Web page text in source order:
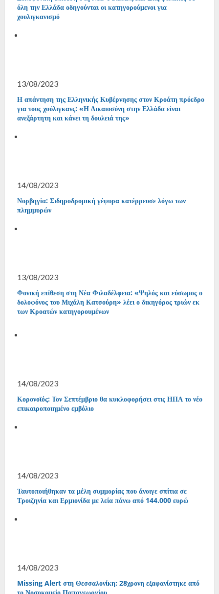
όλη την Ελλάδα οδηγούνται οι κατηγορούμενοι για
χουλιγκανισμό
13/08/2023
Η απάντηση της Ελληνικής Κυβέρνησης στον Κροάτη πρόεδρο
για τους χούλιγκανς: «Η Δικαιοσύνη στην Ελλάδα είναι
ανεξάρτητη και κάνει τη δουλειά της»
14/08/2023
Νορβηγία: Σιδηροδρομική γέφυρα κατέρρευσε λόγω των
πλημμυρών
13/08/2023
Φονική επίθεση στη Νέα Φιλαδέλφεια: «Ψηλός και εύσωμος ο
δολοφόνος του Μιχάλη Κατσούρη» λέει ο δικηγόρος τριών εκ
των Κροατών κατηγορουμένων
14/08/2023
Κορονοϊός: Τον Σεπτέμβριο θα κυκλοφορήσει στις ΗΠΑ το νέο
επικαιροποιημένο εμβόλιο
14/08/2023
Ταυτοποιήθηκαν τα μέλη συμμορίας που άνοιγε σπίτια σε
Τροιζηνία και Ερμιονίδα με λεία πάνω από 144.000 ευρώ
14/08/2023
Missing Alert στη Θεσσαλονίκη: 28χρονη εξαφανίστηκε από